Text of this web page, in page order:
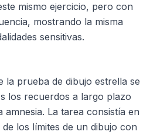
mismo ejercicio, pero con
mostrando la misma
sensitivas.
la prueba de dibujo estrella se
los recuerdos a largo plazo
La tarea consistía en
los límites de un dibujo con